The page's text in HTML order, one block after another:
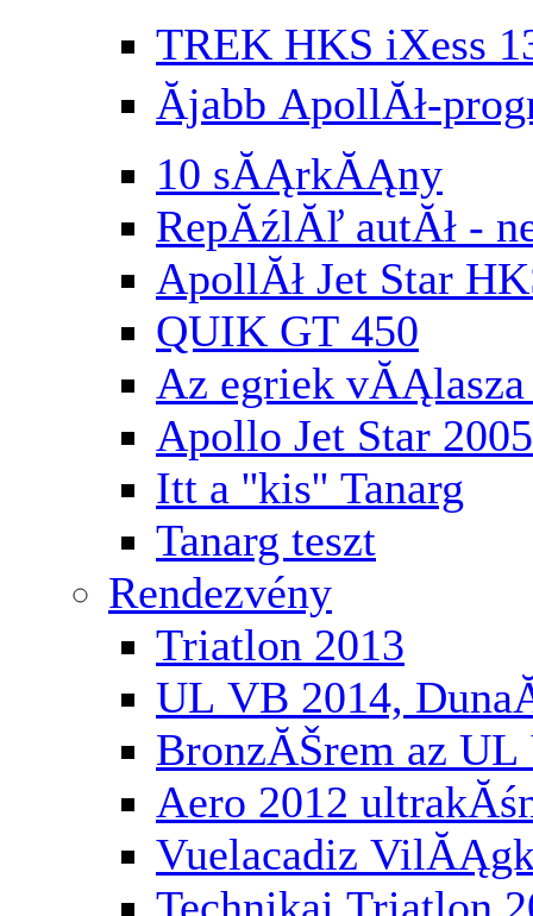
TREK HKS iXess
Ăjabb ApollĂł-
10 sĂĄrkĂĄny
RepĂźlĂľ autĂł -
ApollĂł Jet Star
QUIK GT 450
Az egriek vĂĄlasza
Apollo Jet Star 2005
Itt a ''kis'' Tanarg
Tanarg teszt
Rendezvény
Triatlon 2013
UL VB 2014,
BronzĂŠrem az
Aero 2012
Vuelacadiz